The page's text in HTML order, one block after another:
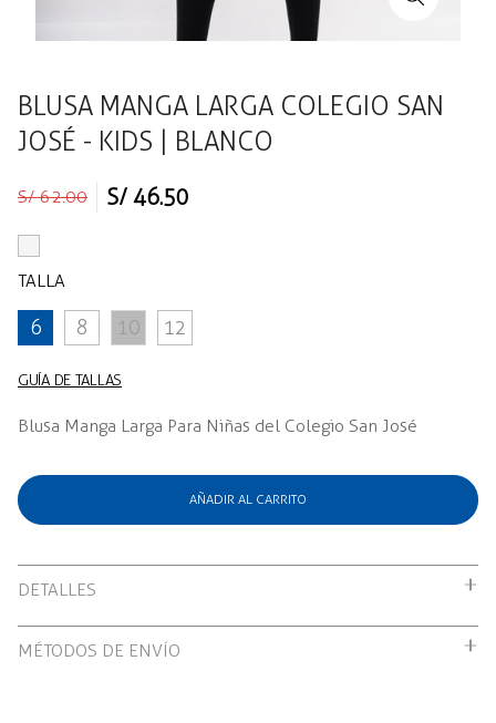
BLUSA MANGA LARGA COLEGIO SAN
JOSÉ - KIDS | BLANCO
Precio
S/ 62.00
Precio
S/ 46.50
TALLA
6 8 10 12
GUÍA DE TALLAS
Blusa Manga Larga Para Niñas del Colegio San José
AÑADIR AL CARRITO
DETALLES
Blusa Manga Larga Para Niñas del Colegio San José
MÉTODOS DE ENVÍO